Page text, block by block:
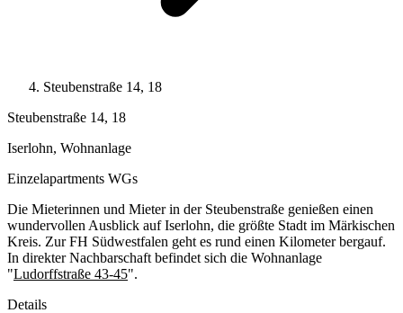
Steubenstraße 14, 18
Steubenstraße 14, 18
Iserlohn, Wohnanlage
Einzelapartments WGs
Die Mieterinnen und Mieter in der Steubenstraße genießen einen
wundervollen Ausblick auf Iserlohn, die größte Stadt im Märkischen
Kreis. Zur FH Südwestfalen geht es rund einen Kilometer bergauf.
In direkter Nachbarschaft befindet sich die Wohnanlage
"Ludorffstraße 43-45".
Details